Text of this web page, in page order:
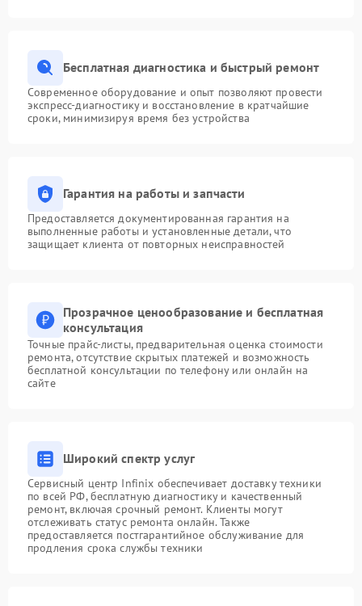
Бесплатная диагностика и быстрый ремонт
Современное оборудование и опыт позволяют провести
экспресс-диагностику и восстановление в кратчайшие
сроки, минимизируя время без устройства
Гарантия на работы и запчасти
Предоставляется документированная гарантия на
выполненные работы и установленные детали, что
защищает клиента от повторных неисправностей
Прозрачное ценообразование и бесплатная
консультация
Точные прайс-листы, предварительная оценка стоимости
ремонта, отсутствие скрытых платежей и возможность
бесплатной консультации по телефону или онлайн на
сайте
Широкий спектр услуг
Сервисный центр Infinix обеспечивает доставку техники
по всей РФ, бесплатную диагностику и качественный
ремонт, включая срочный ремонт. Клиенты могут
отслеживать статус ремонта онлайн. Также
предоставляется постгарантийное обслуживание для
продления срока службы техники